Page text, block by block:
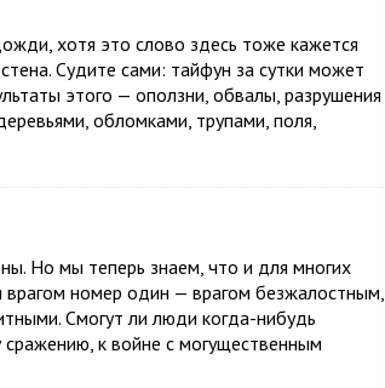
хотя это слово здесь тоже кажется
Судите сами: тайфун за сутки может
этого — оползни, обвалы, разрушения
обломками, трупами, поля,
Но мы теперь знаем, что и для многих
номер один — врагом безжалостным,
Смогут ли люди когда-нибудь
к войне с могущественным